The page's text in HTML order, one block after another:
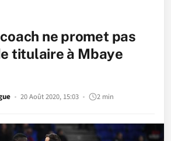
ne promet pas
titulaire à Mbaye
20 Août 2020, 15:03 2 min